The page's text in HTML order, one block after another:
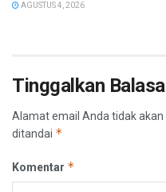
AGUSTUS 4, 2026
Tinggalkan
Alamat email Anda tidak akan
ditandai *
Komentar *